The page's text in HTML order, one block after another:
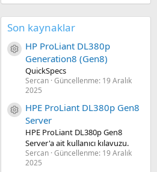
Son kaynaklar
Kaynak ikon/amblem
HP ProLiant DL380p
Generation8 (Gen8)
QuickSpecs
Sercan Güncellenme: 19 Aralık
2025
Kaynak ikon/amblem
HPE ProLiant DL380p Gen8
Server
HPE ProLiant DL380p Gen8
Server'a ait kullanıcı kılavuzu.
Sercan Güncellenme: 19 Aralık
2025